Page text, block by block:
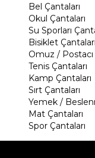
Bel Çantaları
Okul Çantaları
Su Sporları
Bisiklet Çantaları
Omuz / Postacı
Tenis Çantaları
Kamp Çantaları
Sırt Çantaları
Yemek /
Mat Çantaları
Spor Çantaları